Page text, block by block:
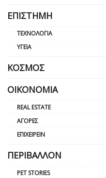
ΕΠΙΣΤΉΜΗ
ΤΕΧΝΟΛΟΓΊΑ
ΥΓΕΊΑ
ΚΌΣΜΟΣ
ΟΙΚΟΝΟΜΊΑ
REAL ESTATE
ΑΓΟΡΈΣ
ΕΠΙΧΕΙΡΕΊΝ
ΠΕΡΙΒΆΛΛΟΝ
PET STORIES